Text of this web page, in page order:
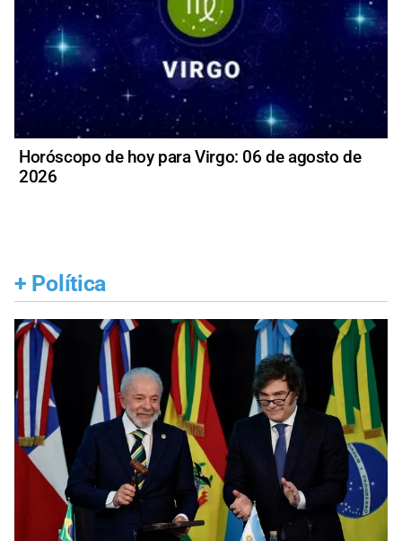
Horóscopo de hoy para Virgo: 06 de agosto de
2026
+ Política